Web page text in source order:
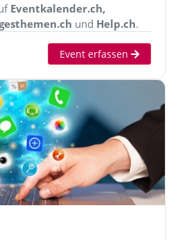
Eventkalender.ch,
und Help.ch.
Event erfassen